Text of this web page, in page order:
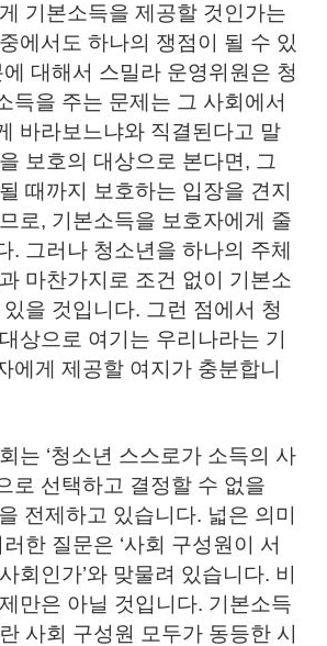
기본소득을 제공할 것인가는
에서도 하나의 쟁점이 될 수 있
대해서 스밀라 운영위원은 청
득을 주는 문제는 그 사회에서
바라보느냐와 직결된다고 말
보호의 대상으로 본다면, 그
때까지 보호하는 입장을 견지
로, 기본소득을 보호자에게 줄
. 그러나 청소년을 하나의 주체
마찬가지로 조건 없이 기본소
을 것입니다. 그런 점에서 청
상으로 여기는 우리나라는 기
에게 제공할 여지가 충분합니
는 ‘청소년 스스로가 소득의 사
로 선택하고 결정할 수 없을
전제하고 있습니다. 넓은 의미
한 질문은 ‘사회 구성원이 서
회인가’와 맞물려 있습니다. 비
만은 아닐 것입니다. 기본소득
사회 구성원 모두가 동등한 시